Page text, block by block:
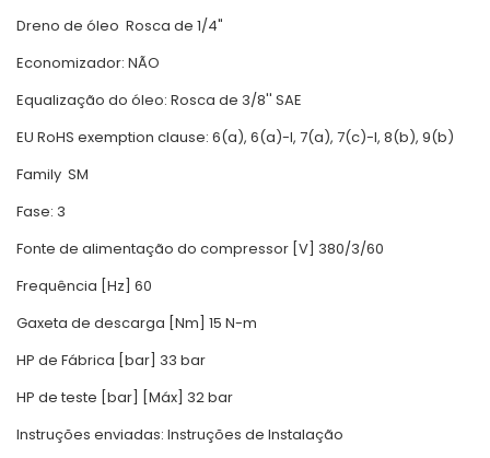
Dreno de óleo Rosca de 1/4"
Economizador: NÃO
Equalização do óleo: Rosca de 3/8'' SAE
EU RoHS exemption clause: 6(a), 6(a)-I, 7(a), 7(c)-I, 8(b), 9(b)
Family SM
Fase: 3
Fonte de alimentação do compressor [V] 380/3/60
Frequência [Hz] 60
Gaxeta de descarga [Nm] 15 N-m
HP de Fábrica [bar] 33 bar
HP de teste [bar] [Máx] 32 bar
Instruções enviadas: Instruções de Instalação